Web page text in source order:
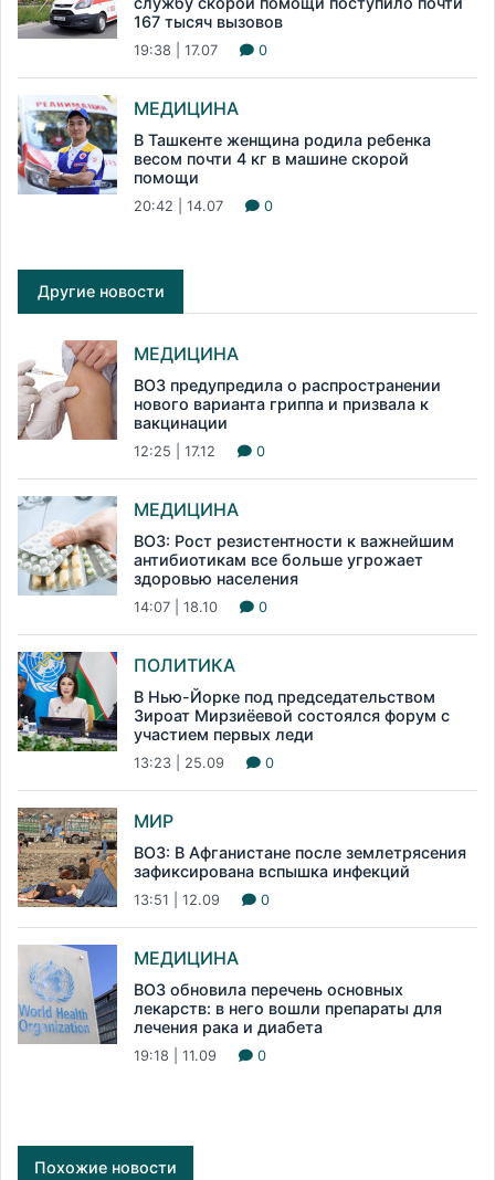
167 тысяч вызовов
19:38 | 17.07 0
МЕДИЦИНА
В Ташкенте женщина родила ребенка
весом почти 4 кг в машине скорой
помощи
20:42 | 14.07 0
Другие новости
МЕДИЦИНА
ВОЗ предупредила о распространении
нового варианта гриппа и призвала к
вакцинации
12:25 | 17.12 0
МЕДИЦИНА
ВОЗ: Рост резистентности к важнейшим
антибиотикам все больше угрожает
здоровью населения
14:07 | 18.10 0
ПОЛИТИКА
В Нью-Йорке под председательством
Зироат Мирзиёевой состоялся форум с
участием первых леди
13:23 | 25.09 0
МИР
ВОЗ: В Афганистане после землетрясения
зафиксирована вспышка инфекций
13:51 | 12.09 0
МЕДИЦИНА
ВОЗ обновила перечень основных
лекарств: в него вошли препараты для
лечения рака и диабета
19:18 | 11.09 0
Похожие новости